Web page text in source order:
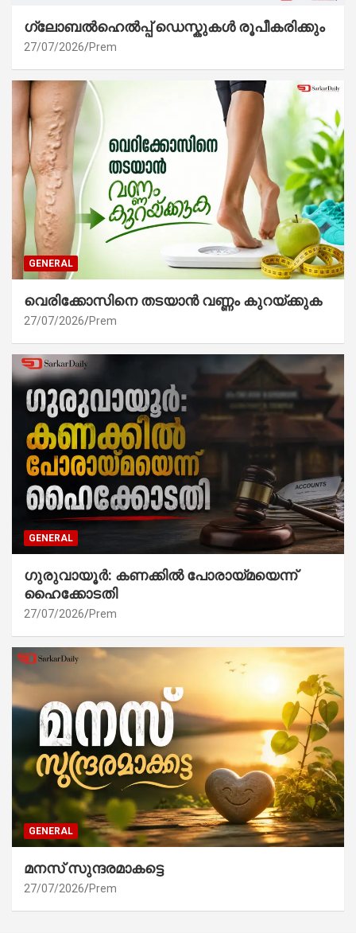
ഗ്ലോബൽഹെൽപ്പ് ഡെസ്കുകൾ രൂപീകരിക്കും
27/07/2026 Prem
GENERAL
വെരിക്കോസിനെ തടയാൻ വണ്ണം കുറയ്ക്കുക
27/07/2026 Prem
GENERAL
ഗുരുവായൂർ: കണക്കിൽ പോരായ്മയെന്ന്
ഹൈക്കോടതി
27/07/2026 Prem
GENERAL
മനസ് സുന്ദരമാകട്ടെ
27/07/2026 Prem